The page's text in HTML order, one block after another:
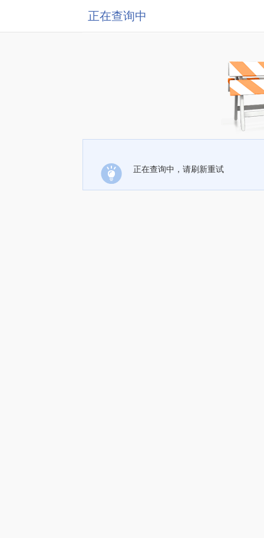
正在查询中
正在查询中，请刷新重试